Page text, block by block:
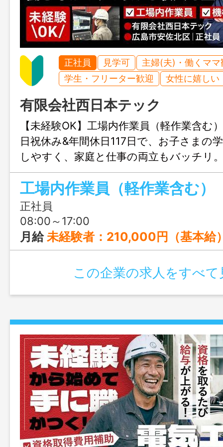
正社員 見学可
主婦(夫)・働くママ
学生・フリーター歓迎
女性に嬉しい
有限会社西日本テック
【未経験OK】工場内作業員（軽作業含む
日祝休み&年間休日117日で、お子さまの
しやすく、家庭と仕事の両立もバッチリ
が支援&先輩スタッフがしっかりサポー
安心してスタートできますよ。機械オペ
集！
工場内作業員（軽作業含む）
正社員
08:00～17:00
月給未経験者：210,000円（基本給） 月給 経験者：230,000円（基本給）※経
この企業の求人をすべて